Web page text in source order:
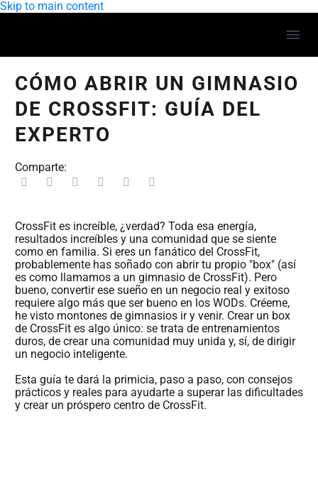
Skip to main content
CÓMO ABRIR UN GIMNASIO
DE CROSSFIT: GUÍA DEL
EXPERTO
Comparte:
CrossFit es increíble, ¿verdad? Toda esa energía,
resultados increíbles y una comunidad que se siente
como en familia. Si eres un fanático del CrossFit,
probablemente has soñado con abrir tu propio "box" (así
es como llamamos a un gimnasio de CrossFit). Pero
bueno, convertir ese sueño en un negocio real y exitoso
requiere algo más que ser bueno en los WODs. Créeme,
he visto montones de gimnasios ir y venir. Crear un box
de CrossFit es algo único: se trata de entrenamientos
duros, de crear una comunidad muy unida y, sí, de dirigir
un negocio inteligente.
Esta guía te dará la primicia, paso a paso, con consejos
prácticos y reales para ayudarte a superar las dificultades
y crear un próspero centro de CrossFit.